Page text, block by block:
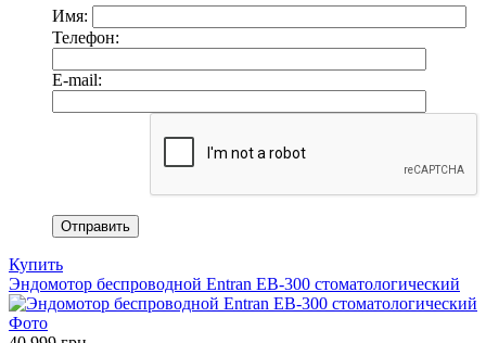
Имя:
Телефон:
E-mail:
Купить
Эндомотор беспроводной Entran EB-300 стоматологический